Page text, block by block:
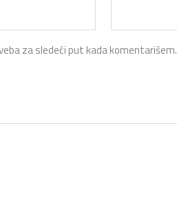
za sledeći put kada komentarišem.